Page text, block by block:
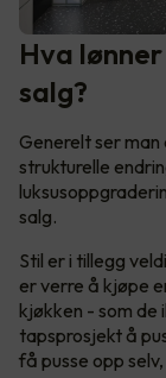
Hva
salg?
Generelt ser
strukturelle
salg.
Stil er i tillegg
er verre å kjøpe
kjøkken - som de
tapsprosjekt å
få pusse opp